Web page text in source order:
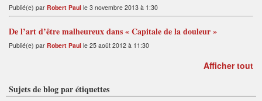
Publié(e) par Robert Paul le 3 novembre 2013 à 1:30
De l’art d’être malheureux dans « Capitale de la douleur »
Publié(e) par Robert Paul le 25 août 2012 à 11:30
Afficher tout
Sujets de blog par étiquettes